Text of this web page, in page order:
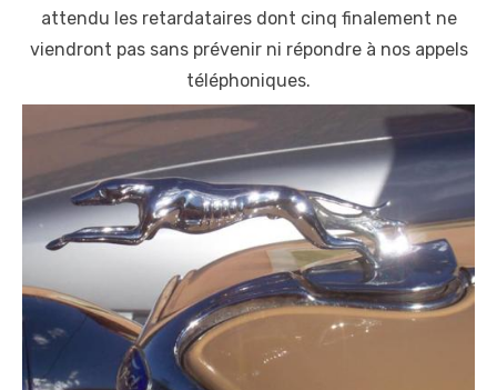
attendu les retardataires dont cinq finalement ne
viendront pas sans prévenir ni répondre à nos appels
téléphoniques.